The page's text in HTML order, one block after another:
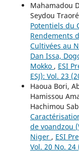
Mahamadou
Seydou
Potentiels du
Rendements
Cultivées au
Dan Issa,
Mokko , ESI
ESJ): Vol. 23
Haoua Bori,
Hamissou
Hachimou
de voandzou
Niger , ESI
Vol. 20 No.